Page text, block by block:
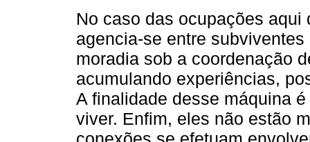
No caso das ocupações
agencia-se entre
moradia sob a coordenação
acumulando experiências,
A finalidade desse máquina
viver. Enfim, eles não estão